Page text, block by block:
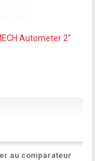
Autometer 2"
au comparateur